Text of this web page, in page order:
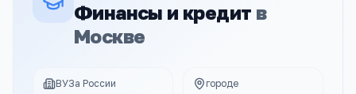
Финансы и кредит в
Москве
ВУЗа России городе